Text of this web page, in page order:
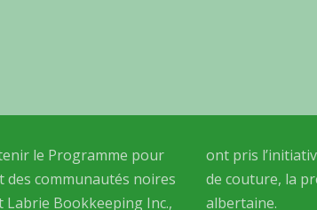
le Programme pour
des communautés noires
Labrie Bookkeeping Inc.,
créer une Coopérative
dans la francophonie
albertaine.